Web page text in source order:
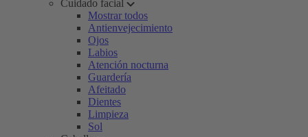
Cuidado facial
Mostrar todos
Antienvejecimiento
Ojos
Labios
Atención nocturna
Guardería
Afeitado
Dientes
Limpieza
Sol